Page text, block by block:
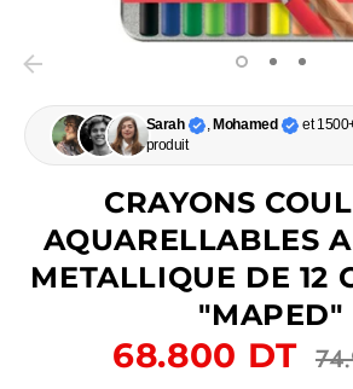
Sarah , Mohamed
et
produit
CRAYONS
AQUARELLABLES
METALLIQUE DE 12
"MAPED"
68.800 DT
Prix